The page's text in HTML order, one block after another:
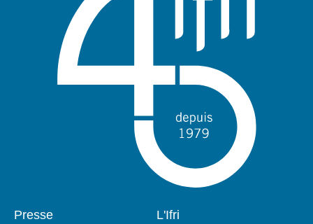
Pied
Presse
Navigation
L'Ifri